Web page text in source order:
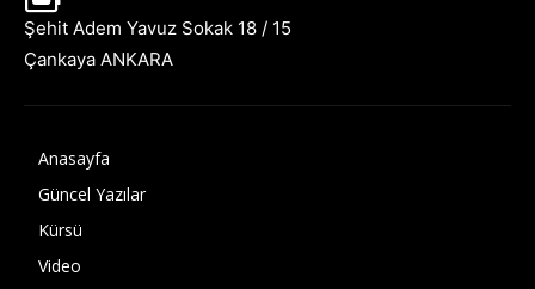
Şehit Adem Yavuz Sokak 18 / 15
Çankaya ANKARA
Anasayfa
Güncel Yazılar
Kürsü
Video